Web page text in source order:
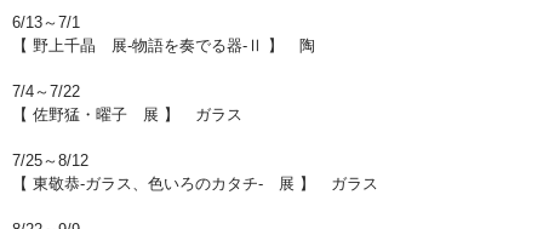
6/13～7/1
【 野上千晶 展-物語を奏でる器-Ⅱ 】 陶
7/4～7/22
【 佐野猛・曜子 展 】 ガラス
7/25～8/12
【 東敬恭-ガラス、色いろのカタチ- 展 】 ガラス